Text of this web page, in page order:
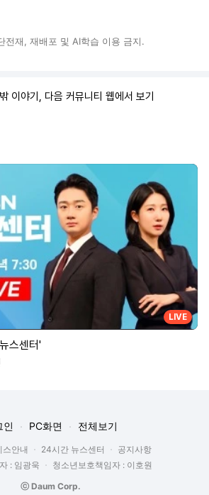
재, 재배포 및 AI학습 이용 금지.
이야기, 다음 커뮤니티 웹에서 보기
LIVE
스센터'
인 PC화면 전체보기
스안내 24시간 뉴스센터
공지사항
: 임광욱
청소년보호책임자 : 이호원
ⓒ Daum Corp.